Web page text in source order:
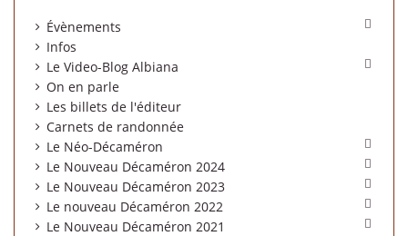
Évènements 
Infos
Le Video-Blog Albiana

On en parle
Les billets de l'éditeur
Carnets de randonnée
Le Néo-Décaméron

Le Nouveau Décaméron 2024 
Le Nouveau Décaméron 2023 
Le nouveau Décaméron 2022 
Le Nouveau Décaméron 2021 